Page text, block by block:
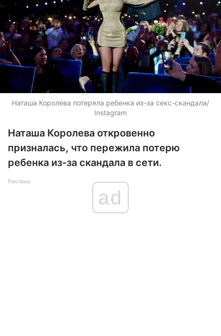
Наташа Королева потеряла ребенка из-за секс-скандала/
Instagram
Наташа Королева откровенно
призналась, что пережила потерю
ребенка из-за скандала в сети.
Реклама
ad